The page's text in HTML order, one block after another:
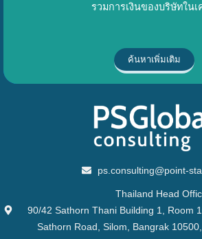
รวมการเงินของบริษัทในเ
ค้นหาเพิ่มเติม
ps.consulting@point-
Thailand Head
90/42 Sathorn Thani Building 1, Room
Sathorn Road, Silom, Bangrak